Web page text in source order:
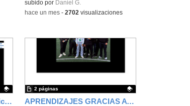
subido por Daniel G.
-hace un mes- 2702 visualizaciones
Sostenibilidad ambiental, eficiencia energética y sistemas de producción inteligente para la industria 4.0 APRENDIZAJES GRACIAS A LA FUNDACIÓN EXIT CON GRUPOS DE GRADO BÁSICO
2 páginas